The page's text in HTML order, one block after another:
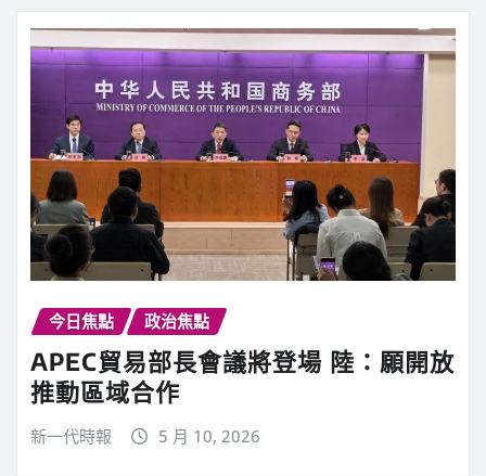
今日焦點 政治焦點
APEC貿易部長會議將登場 陸：願開放
推動區域合作
新一代時報 5 月 10, 2026